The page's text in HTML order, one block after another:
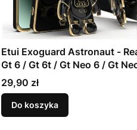
Etui Exoguard Astronaut -
Gt 6 / Gt 6t / Gt Neo 6 / Gt
- Black
Cena
29,90 zł
Do koszyka